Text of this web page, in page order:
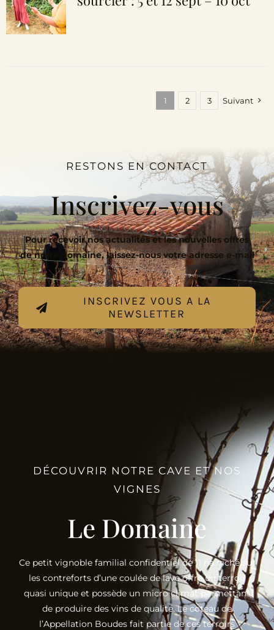
1 2 3 Suivant
RESTONS EN CONTACT
Inscrivez-vous
Pour recevoir nos actualités et les nouvelles offres
de notre domaine, laissez-nous votre adresse e-mail
:
INSCRIVEZ VOUS A LA
NEWSLETTER
DÉCOUVRIR NOTRE CAVE ET NOS
VIGNES
Le Domaine
Ce petit vignoble familial confidentiel de 11 ha niché sur
les contreforts d’une coulée de lave offre un terroir
quasi unique et possède un micro climat permettant
de produire des vins de qualité. Le coteau de
l’Appellation Boudes fait partie de ces terroirs